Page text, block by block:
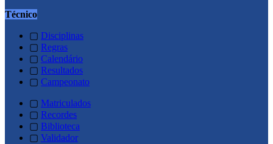
Técnico
▢ Disciplinas
▢ Regras
▢ Calendário
▢ Resultados
▢ Campeonato
▢ Matriculados
▢ Recordes
▢ Biblioteca
▢ Validador